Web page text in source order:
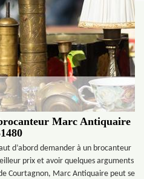
Marc Antiquaire
d’abord demander à un brocanteur
prix et avoir quelques arguments
Courtagnon, Marc Antiquaire peut se